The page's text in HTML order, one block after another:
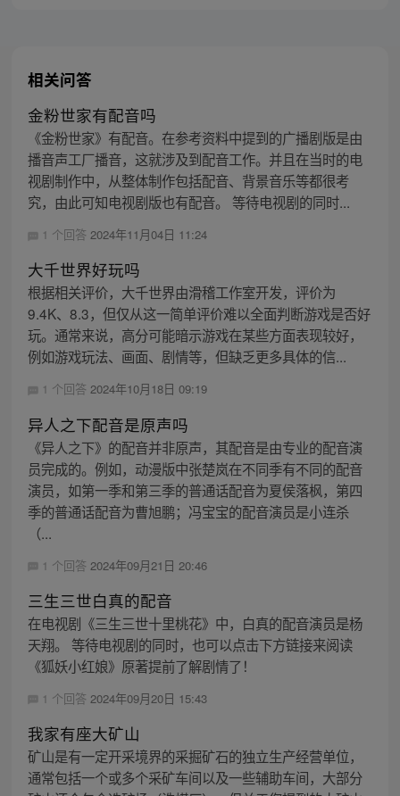
相关问答
金粉世家有配音吗
《金粉世家》有配音。在参考资料中提到的广播剧版是由
播音声工厂播音，这就涉及到配音工作。并且在当时的电
视剧制作中，从整体制作包括配音、背景音乐等都很考
究，由此可知电视剧版也有配音。 等待电视剧的同时...
1 个回答 2024年11月04日 11:24
大千世界好玩吗
根据相关评价，大千世界由滑稽工作室开发，评价为
9.4K、8.3，但仅从这一简单评价难以全面判断游戏是否好
玩。通常来说，高分可能暗示游戏在某些方面表现较好，
例如游戏玩法、画面、剧情等，但缺乏更多具体的信...
1 个回答 2024年10月18日 09:19
异人之下配音是原声吗
《异人之下》的配音并非原声，其配音是由专业的配音演
员完成的。例如，动漫版中张楚岚在不同季有不同的配音
演员，如第一季和第三季的普通话配音为夏侯落枫，第四
季的普通话配音为曹旭鹏；冯宝宝的配音演员是小连杀
（...
1 个回答 2024年09月21日 20:46
三生三世白真的配音
在电视剧《三生三世十里桃花》中，白真的配音演员是杨
天翔。 等待电视剧的同时，也可以点击下方链接来阅读
《狐妖小红娘》原著提前了解剧情了！
1 个回答 2024年09月20日 15:43
我家有座大矿山
矿山是有一定开采境界的采掘矿石的独立生产经营单位，
通常包括一个或多个采矿车间以及一些辅助车间，大部分